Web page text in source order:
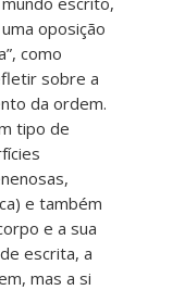
oposição
como
sobre a
da ordem.
tipo de
e também
e a sua
escrita, a
mas a si